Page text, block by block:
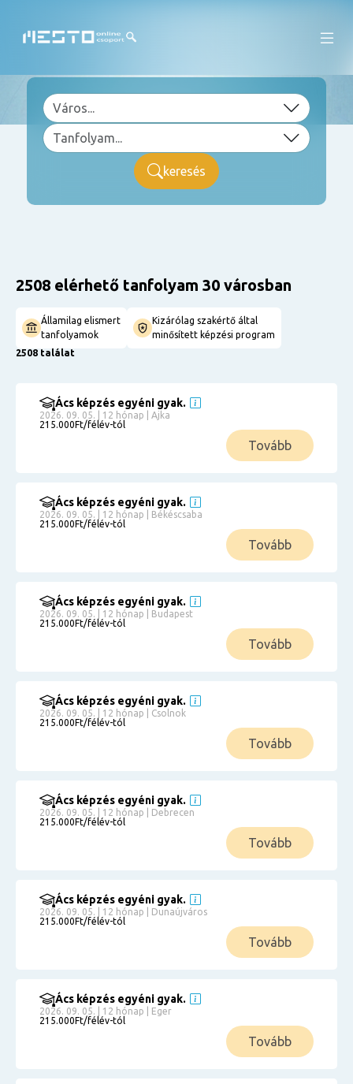
keresés
2508 elérhető tanfolyam 30 városban
Államilag elismert
tanfolyamok
Kizárólag szakértő által
minősített képzési program
2508 találat
Ács képzés egyéni gyak.
2026. 09. 05. | 12 hónap | Ajka
215.000Ft/félév-tól
Tovább
Ács képzés egyéni gyak.
2026. 09. 05. | 12 hónap | Békéscsaba
215.000Ft/félév-tól
Tovább
Ács képzés egyéni gyak.
2026. 09. 05. | 12 hónap | Budapest
215.000Ft/félév-tól
Tovább
Ács képzés egyéni gyak.
2026. 09. 05. | 12 hónap | Csolnok
215.000Ft/félév-tól
Tovább
Ács képzés egyéni gyak.
2026. 09. 05. | 12 hónap | Debrecen
215.000Ft/félév-tól
Tovább
Ács képzés egyéni gyak.
2026. 09. 05. | 12 hónap | Dunaújváros
215.000Ft/félév-tól
Tovább
Ács képzés egyéni gyak.
2026. 09. 05. | 12 hónap | Eger
215.000Ft/félév-tól
Tovább